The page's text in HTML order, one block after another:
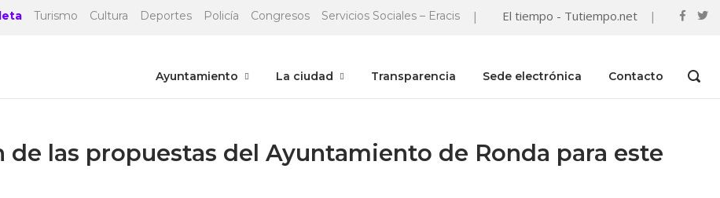
Turismo Cultura Deportes Policía Congresos Servicios Sociales – Eracis | El tiempo - Tutiempo.net |
Ayuntamiento La ciudad Transparencia Sede electrónica Contacto
OPEN
las propuestas del Ayuntamiento de Ronda para este